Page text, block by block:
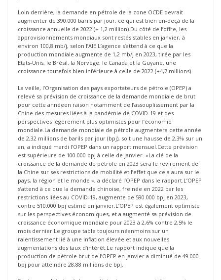
Loin derrière, la demande en pétrole de la zone OCDE devrait
augmenter de 390.000 barils par jour, ce qui est bien en-deçà de la
croissance annuelle de 2022 (+ 1,2 million).Du côté de l’offre, les
approvisionnements mondiaux sont restés stables en janvier, à
environ 100,8 mb/j, selon l’AIE.L’agence s’attend à ce que la
production mondiale augmente de 1,2 mb/j en 2023, tirée par les
Etats-Unis, le Brésil, la Norvège, le Canada et la Guyane, une
croissance toutefois bien inférieure à celle de 2022 (+4,7 millions).
La veille, l’Organisation des pays exportateurs de pétrole (OPEP) a
relevé sa prévision de croissance de la demande mondiale de brut
pour cette annéeen raison notamment de l’assouplissement par la
Chine des mesures liées à la pandémie de COVID-19 et des
perspectives légèrement plus optimistes pour l’économie
mondiale.La demande mondiale de pétrole augmentera cette année
de 2,32 millions de barils par jour (bpj), soit une hausse de 2,3% sur un
an, a indiqué mardi l’OPEP dans un rapport mensuel.Cette prévision
est supérieure de 100.000 bpj à celle de janvier. »La clé de la
croissance de la demande de pétrole en 2023 sera le revirement de
la Chine sur ses restrictions de mobilité et l’effet que cela aura sur le
pays, la région et le monde », a déclaré l’OPEP dans le rapport.L’OPEP
s’attend à ce que la demande chinoise, freinée en 2022 par les
restrictions liées au COVID-19, augmente de 590.000 bpj en 2023,
contre 510.000 bpj estimé en janvier.L’OPEP est également optimiste
sur les perspectives économiques, et a augmenté sa prévision de
croissance économique mondiale pour 2023 à 2,6% contre 2,5% le
mois dernier.Le groupe table toujours néanmoins sur un
ralentissement lié à une inflation élevée et aux nouvelles
augmentations des taux d’intérêt.Le rapport indique que la
production de pétrole brut de l’OPEP en janvier a diminué de 49.000
bpj pour atteindre 28,88 millions de bpj.